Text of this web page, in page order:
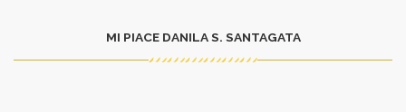
MI PIACE DANILA S. SANTAGATA